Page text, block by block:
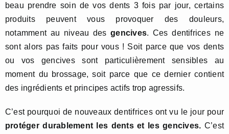
beau prendre soin de vos dents 3 fois par jour, certains
produits peuvent vous provoquer des douleurs,
notamment au niveau desgencives. Ces dentifrices ne
sont alors pas faits pour vous ! Soit parce que vos dents
ou vos gencives sont particulièrement sensibles au
moment du brossage, soit parce que ce dernier contient
des ingrédients et principes actifs trop agressifs.
C’est pourquoi de nouveaux dentifrices ont vu le jour pour
protéger durablement les dents et les gencives. C’est